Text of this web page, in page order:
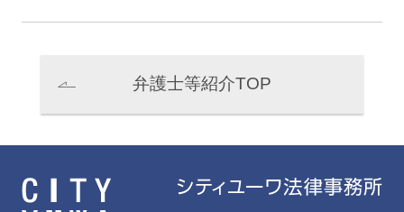
弁護士等紹介TOP